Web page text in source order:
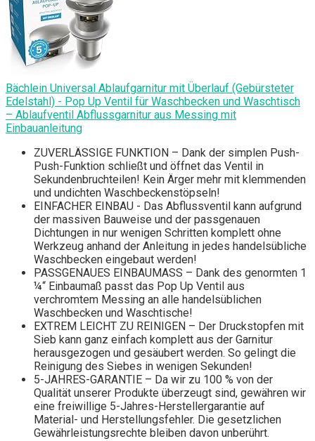
Bächlein Universal Ablaufgarnitur mit Überlauf (Gebürsteter
Edelstahl) - Pop Up Ventil für Waschbecken und Waschtisch
– Ablaufventil Abflussgarnitur aus Messing mit
Einbauanleitung
ZUVERLÄSSIGE FUNKTION – Dank der simplen Push-
Push-Funktion schließt und öffnet das Ventil in
Sekundenbruchteilen! Kein Ärger mehr mit klemmenden
und undichten Waschbeckenstöpseln!
EINFACHER EINBAU - Das Abflussventil kann aufgrund
der massiven Bauweise und der passgenauen
Dichtungen in nur wenigen Schritten komplett ohne
Werkzeug anhand der Anleitung in jedes handelsübliche
Waschbecken eingebaut werden!
PASSGENAUES EINBAUMASS – Dank des genormten 1
¼“ Einbaumaß passt das Pop Up Ventil aus
verchromtem Messing an alle handelsüblichen
Waschbecken und Waschtische!
EXTREM LEICHT ZU REINIGEN – Der Druckstopfen mit
Sieb kann ganz einfach komplett aus der Garnitur
herausgezogen und gesäubert werden. So gelingt die
Reinigung des Siebes in wenigen Sekunden!
5-JAHRES-GARANTIE – Da wir zu 100 % von der
Qualität unserer Produkte überzeugt sind, gewähren wir
eine freiwillige 5-Jahres-Herstellergarantie auf
Material- und Herstellungsfehler. Die gesetzlichen
Gewährleistungsrechte bleiben davon unberührt.